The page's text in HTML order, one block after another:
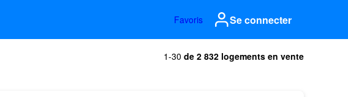
Favoris Se connecter
1-30 de 2 832 logements en vente